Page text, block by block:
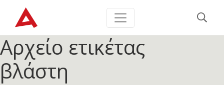
Αρχείο ετικέτας
βλάστη